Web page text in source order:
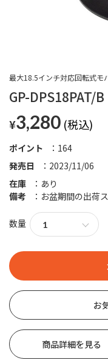
GP-DPS18PAT/B
最大18.5インチ対応回転式モ
¥3,280
発売日 2023/11/06
ポイント 164
在庫
あり
備考
お盆期間の出荷
数量
お
商品詳細を見る